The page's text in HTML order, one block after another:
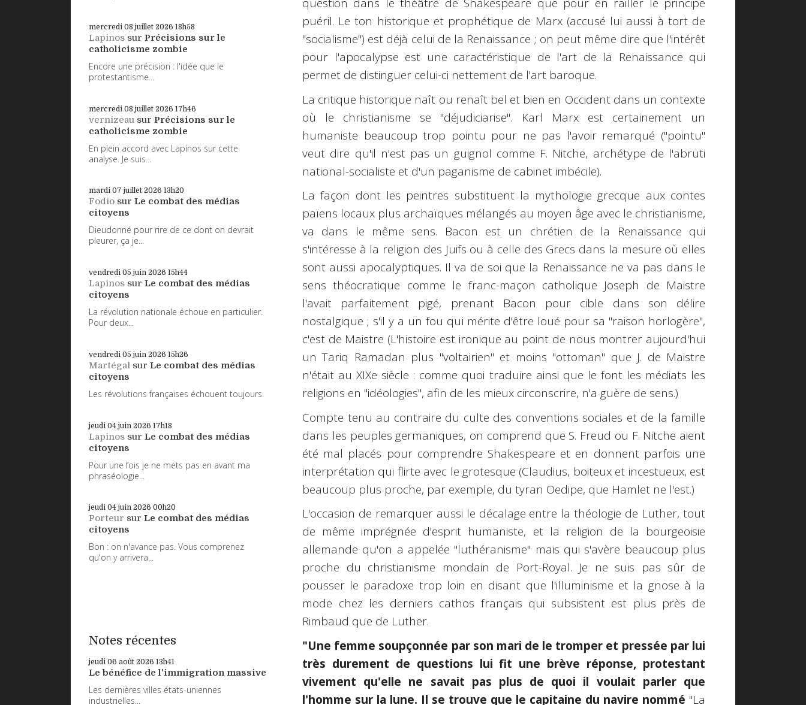
mercredi 08 juillet 2026 18h58
Lapinos sur Précisions sur le
catholicisme zombie
Encore une précision : l'idée que le
protestantisme...
mercredi 08 juillet 2026 17h46
vernizeau sur Précisions sur le
catholicisme zombie
En plein accord avec Lapinos sur cette
analyse. Je suis...
mardi 07 juillet 2026 13h20
Fodio sur Le combat des médias
citoyens
Dieudonné pour rire de ce dont on devrait
pleurer, ça je...
vendredi 05 juin 2026 15h44
Lapinos sur Le combat des médias
citoyens
La révolution nationale échoue en particulier.
Pour deux...
vendredi 05 juin 2026 15h26
Martégal sur Le combat des médias
citoyens
Les révolutions françaises échouent toujours.
jeudi 04 juin 2026 17h18
Lapinos sur Le combat des médias
citoyens
Pour une fois je ne mets pas en avant ma
phraséologie...
jeudi 04 juin 2026 00h20
Porteur sur Le combat des médias
citoyens
Bon : on n'avance pas. Vous comprenez
qu'on y arrivera...
Notes récentes
jeudi 06 août 2026 13h41
Le bénéfice de l'immigration massive
Les dernières villes états-uniennes
industrielles...
question dans le théâtre de Shakespeare que pour en railler le principe
puéril. Le ton historique et prophétique de Marx (accusé lui aussi à tort de
"socialisme") est déjà celui de la Renaissance ; on peut même dire que l'intérêt
pour l'apocalypse est une caractéristique de l'art de la Renaissance qui
permet de distinguer celui-ci nettement de l'art baroque.
La critique historique naît ou renaît bel et bien en Occident dans un contexte
où le christianisme se "déjudiciarise". Karl Marx est certainement un
humaniste beaucoup trop pointu pour ne pas l'avoir remarqué ("pointu"
veut dire qu'il n'est pas un guignol comme F. Nitche, archétype de l'abruti
national-socialiste et d'un paganisme de cabinet imbécile).
La façon dont les peintres substituent la mythologie grecque aux contes
païens locaux plus archaïques mélangés au moyen âge avec le christianisme,
va dans le même sens. Bacon est un chrétien de la Renaissance qui
s'intéresse à la religion des Juifs ou à celle des Grecs dans la mesure où elles
sont aussi apocalyptiques. Il va de soi que la Renaissance ne va pas dans le
sens théocratique comme le franc-maçon catholique Joseph de Maistre
l'avait parfaitement pigé, prenant Bacon pour cible dans son délire
nostalgique ; s'il y a un fou qui mérite d'être loué pour sa "raison horlogère",
c'est de Maistre (L'histoire est ironique au point de nous montrer aujourd'hui
un Tariq Ramadan plus "voltairien" et moins "ottoman" que J. de Maistre
n'était au XIXe siècle : comme quoi traduire ainsi que le font les médiats les
religions en "idéologies", afin de les mieux circonscrire, n'a guère de sens.)
Compte tenu au contraire du culte des conventions sociales et de la famille
dans les peuples germaniques, on comprend que S. Freud ou F. Nitche aient
été mal placés pour comprendre Shakespeare et en donnent parfois une
interprétation qui flirte avec le grotesque (Claudius, boiteux et incestueux, est
beaucoup plus proche, par exemple, du tyran Oedipe, que Hamlet ne l'est.)
L'occasion de remarquer aussi le décalage entre la théologie de Luther, tout
de même imprégnée d'esprit humaniste, et la religion de la bourgeoisie
allemande qu'on a appelée "luthéranisme" mais qui s'avère beaucoup plus
proche du christianisme mondain de Port-Royal. Je ne suis pas sûr de
pousser le paradoxe trop loin en disant que l'illuminisme et la gnose à la
mode chez les derniers cathos français qui subsistent est plus près de
Rimbaud que de Luther.
"Une femme soupçonnée par son mari de le tromper et pressée par lui
très durement de questions lui fit une brève réponse, protestant
vivement qu'elle ne savait pas plus de quoi il voulait parler que
l'homme sur la lune. Il se trouve que le capitaine du navire nommé "La